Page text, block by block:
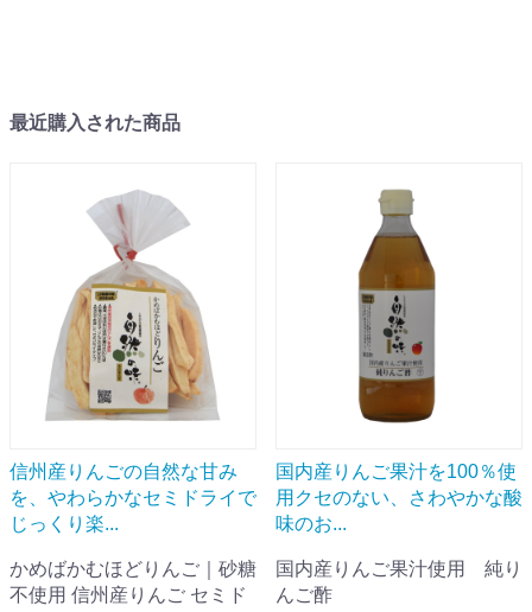
最近購入された商品
信州産りんごの自然な甘み
を、やわらかなセミドライで
じっくり楽...
かめばかむほどりんご｜砂糖
不使用 信州産りんご セミド
国内産りんご果汁を100％使
用クセのない、さわやかな酸
味のお...
国内産りんご果汁使用 純り
んご酢